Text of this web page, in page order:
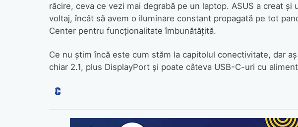
răcire, ceva ce vezi mai degrabă pe un laptop. ASUS a creat
voltaj, încât să avem o iluminare constant propagată pe tot
Center pentru funcţionalitate îmbunătăţită.
Ce nu ştim încă este cum stăm la capitolul conectivitate, dar
chiar 2.1, plus DisplayPort şi poate câteva USB-C-uri cu